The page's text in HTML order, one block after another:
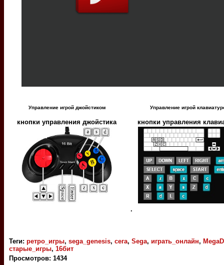
Управление игрой джойстиком
кнопки управления джойстика
Управление игрой
кнопки управления
.
Теги: ретро_игры, sega_genesis, сега, Sega, играть_онлайн,
старые_игры, 16бит
Просмотров: 1434